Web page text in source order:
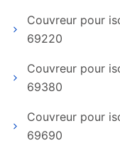
Couvreur pour
69220
Couvreur pour
69380
Couvreur pour
69690